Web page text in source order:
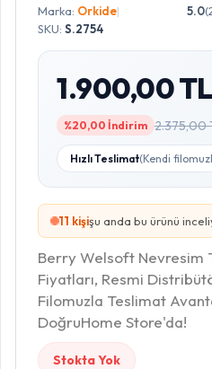
Marka: Orkide| 5.0
SKU: S.2754
1.900,00 TL
%20,00 İndirim 2.375,00
Hızlı Teslimat(Kendi
10 kişişu anda bu ürünü
Berry Welsoft Nevresim
Fiyatları, Resmi
Filomuzla Teslimat
DoğruHome Store'da!
Stokta Yok